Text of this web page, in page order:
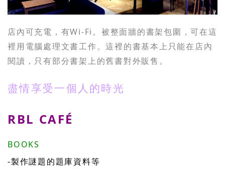
店內可充電，有Wi-Fi。被整面牆的書架包圍，可在這
裡用電腦處理文書工作。這裡的書基本上只能在店內
閱讀，只有部分書架上的舊書對外販售。
盡情享受一個人的時光
RBL CAFÉ
BOOKS
-製作謎題的題庫資料等